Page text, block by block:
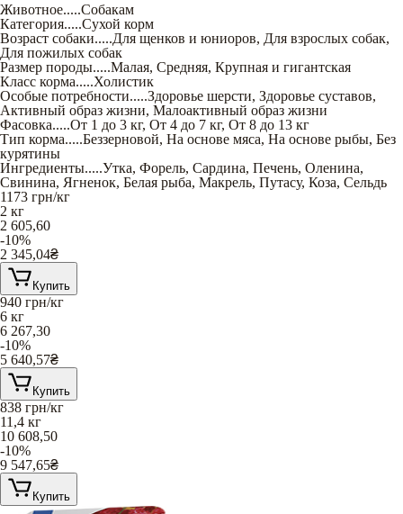
Животное.....Собакам
Категория.....Сухой корм
Возраст собаки.....Для щенков и юниоров, Для взрослых собак,
Для пожилых собак
Размер породы.....Малая, Средняя, Крупная и гигантская
Класс корма.....Холистик
Особые потребности.....Здоровье шерсти, Здоровье суставов,
Активный образ жизни, Малоактивный образ жизни
Фасовка.....От 1 до 3 кг, От 4 до 7 кг, От 8 до 13 кг
Тип корма.....Беззерновой, На основе мяса, На основе рыбы, Без
курятины
Ингредиенты.....Утка, Форель, Сардина, Печень, Оленина,
Свинина, Ягненок, Белая рыба, Макрель, Путасу, Коза, Сельдь
1173 грн/кг
2 кг
2 605,60
-10%
2 345,04₴
Купить
940 грн/кг
6 кг
6 267,30
-10%
5 640,57₴
Купить
838 грн/кг
11,4 кг
10 608,50
-10%
9 547,65₴
Купить